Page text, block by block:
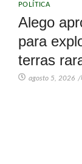
POLÍTICA
Alego
para
terras
agosto 5, 2026 /